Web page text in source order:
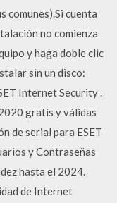
comunes).Si cuenta
no comienza
y haga doble clic
sin un disco:
Internet Security .
gratis y válidas
de serial para ESET
y Contraseñas
hasta el 2024.
de Internet